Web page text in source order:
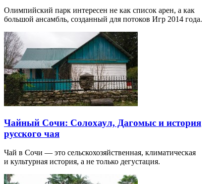
Олимпийский парк интересен не как список арен, а как
большой ансамбль, созданный для потоков Игр 2014 года.
Чайный Сочи: Солохаул, Дагомыс и история
русского чая
Чай в Сочи — это сельскохозяйственная, климатическая
и культурная история, а не только дегустация.